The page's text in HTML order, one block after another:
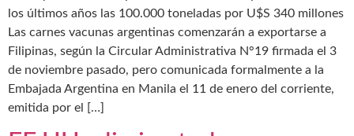
los últimos años las 100.000 toneladas por U$S 340 millones
Las carnes vacunas argentinas comenzarán a exportarse a
Filipinas, según la Circular Administrativa N°19 firmada el 3
de noviembre pasado, pero comunicada formalmente a la
Embajada Argentina en Manila el 11 de enero del corriente,
emitida por el […]